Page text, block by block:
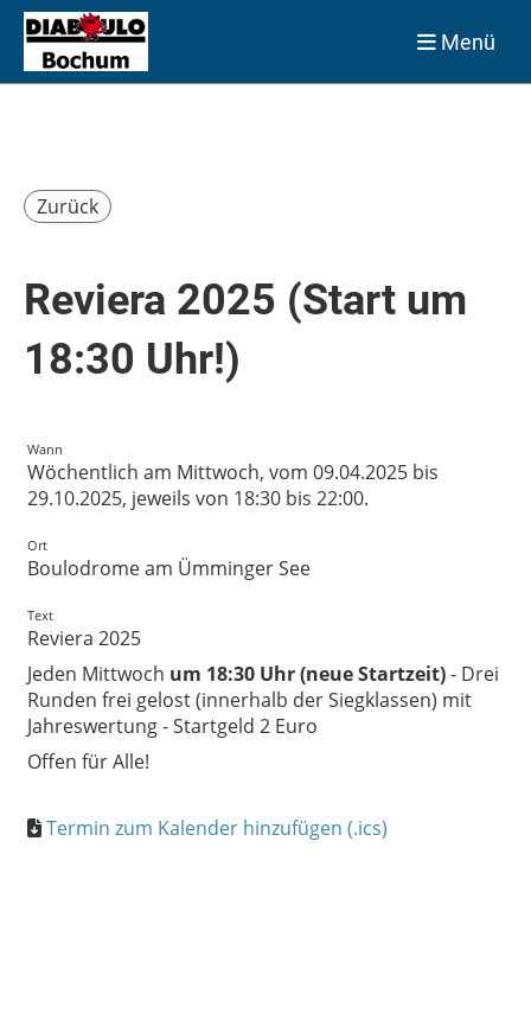
Menü
Zurück
Reviera 2025 (Start um
18:30 Uhr!)
Wann
Wöchentlich am Mittwoch, vom 09.04.2025 bis
29.10.2025, jeweils von 18:30 bis 22:00.
Ort
Boulodrome am Ümminger See
Text
Reviera 2025
Jeden Mittwoch um 18:30 Uhr (neue Startzeit)- Drei
Runden frei gelost (innerhalb der Siegklassen) mit
Jahreswertung - Startgeld 2 Euro
Offen für Alle!
Termin zum Kalender hinzufügen (.ics)